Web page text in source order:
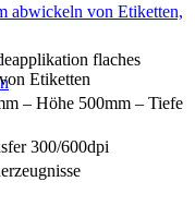
abwickeln von Etiketten,
flaches
Etiketten
– Höhe 500mm – Tiefe
300/600dpi